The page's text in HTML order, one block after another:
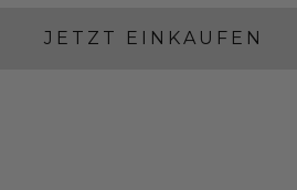
JETZT EINKAUFEN